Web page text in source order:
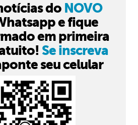
do NOVO
e fique
em primeira
Se inscreva
seu celular